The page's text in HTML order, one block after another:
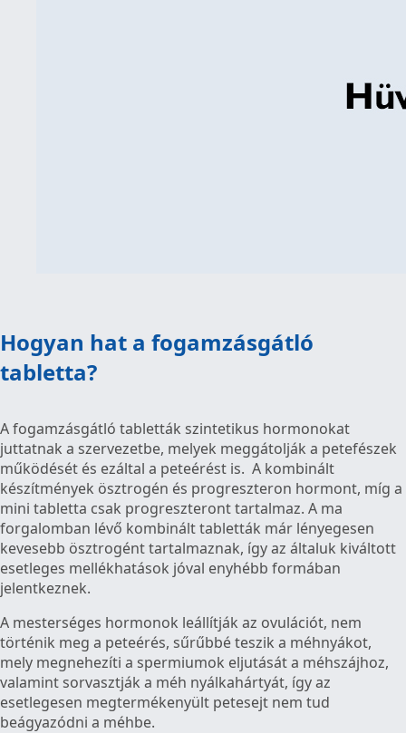
Hogyan hat a fogamzásgátló
tabletta?
A fogamzásgátló tabletták szintetikus hormonokat
juttatnak a szervezetbe, melyek meggátolják a petefészek
működését és ezáltal a peteérést is. A kombinált
készítmények ösztrogén és progreszteron hormont, míg a
mini tabletta csak progreszteront tartalmaz. A ma
forgalomban lévő kombinált tabletták már lényegesen
kevesebb ösztrogént tartalmaznak, így az általuk kiváltott
esetleges mellékhatások jóval enyhébb formában
jelentkeznek.
A mesterséges hormonok leállítják az ovulációt, nem
történik meg a peteérés, sűrűbbé teszik a méhnyákot,
mely megnehezíti a spermiumok eljutását a méhszájhoz,
valamint sorvasztják a méh nyálkahártyát, így az
esetlegesen megtermékenyült petesejt nem tud
beágyazódni a méhbe.